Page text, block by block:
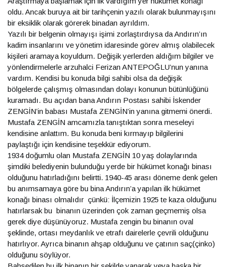
oldu. Ancak buruya ait bir tarihçenin yazılı olarak bulunmayışını
bir eksiklik olarak görerek binadan ayrıldım.
Yazılı bir belgenin olmayışı işimi zorlaştırdıysa da Andırın’ın
kadim insanlarını ve yönetim idaresinde görev almış olabilecek
kişileri aramaya koyuldum. Değişik yerlerden aldığım bilgiler ve
yönlendirmelerle arzuhalci Ferizan ANTEPOĞLU’nun yanına
vardım. Kendisi bu konuda bilgi sahibi olsa da değişik
bölgelerde çalışmış olmasından dolayı konunun bütünlüğünü
kuramadı. Bu açıdan bana Andırın Postası sahibi İskender
ZENGİN’in babası Mustafa ZENGİN’in yanına gitmemi önerdi.
Mustafa ZENGİN amcamızla tanıştıktan sonra meseleyi
kendisine anlattım. Bu konuda beni kırmayıp bilgilerini
paylaştığı için kendisine teşekkür ediyorum.
1934 doğumlu olan Mustafa ZENGİN 10 yaş dolaylarında
şimdiki belediyenin bulunduğu yerde bir hükümet konağı binası
olduğunu hatırladığını belirtti. 1940-45 arası döneme denk gelen
bu anımsamaya göre bu bina Andırın’a yapılan ilk hükümet
konağı binası olmalıdır çünkü: İlçemizin 1925 te kaza olduğunu
hatırlarsak bu binanın üzerinden çok zaman geçmemiş olsa
gerek diye düşünüyoruz. Mustafa zengin bu binanın oval
şeklinde, ortası meydanlık ve etrafı dairelerle çevrili olduğunu
hatırlıyor. Ayrıca binanın ahşap olduğunu ve çatının saç(çinko)
olduğunu söylüyor.